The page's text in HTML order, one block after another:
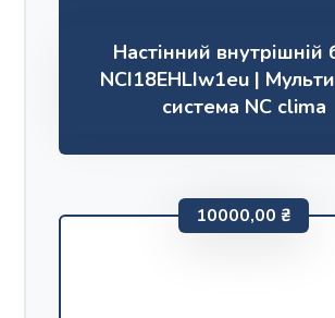
Настінний внутрішній
NCI18EHLIw1eu | Мульти
система NC clima
10000,00 ₴